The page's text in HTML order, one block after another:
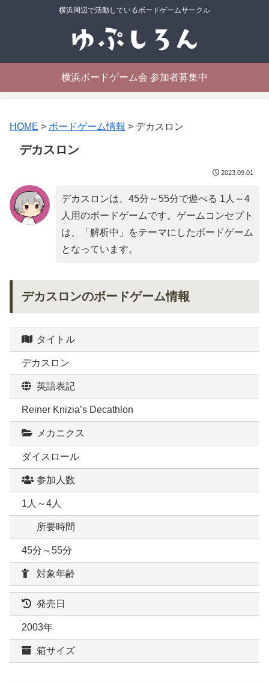
横浜周辺で活動しているボードゲームサークル
横浜ボードゲーム会 参加者募集中
HOME > ボードゲーム情報 > デカスロン
デカスロン
2023.09.01
デカスロンは、45分～55分で遊べる 1人～4
人用のボードゲームです。ゲームコンセプト
は、「 解析中 」をテーマにしたボードゲーム
となっています。
デカスロンのボードゲーム情報
タイトル
デカスロン
英語表記
Reiner Knizia’s Decathlon
メカニクス
ダイスロール
参加人数
1人～4人
所要時間
45分～55分
対象年齢
発売日
2003年
箱サイズ